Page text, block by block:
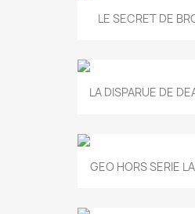
LE SECRET DE
LA DISPARUE DE
GEO HORS SERIE